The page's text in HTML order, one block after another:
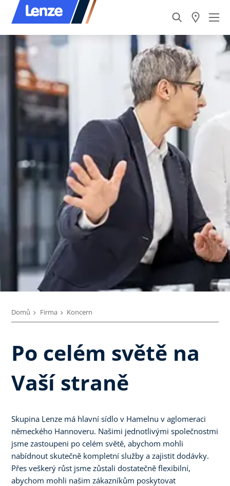
Domů Firma Koncern
Po celém světě na
Vaší straně
Skupina Lenze má hlavní sídlo v Hamelnu v aglomeraci
německého Hannoveru. Našimi jednotlivými společnostmi
jsme zastoupeni po celém světě, abychom mohli
nabídnout skutečně kompletní služby a zajistit dodávky.
Přes veškerý růst jsme zůstali dostatečně flexibilní,
abychom mohli našim zákazníkům poskytovat